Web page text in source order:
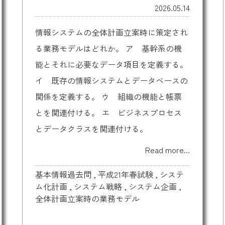
2026.05.14
情報システムの全体計画立案時に策定され
る業務モデルはどれか。 ア 基幹系の機
能とそれに必要なデータ項目を定義する。
イ 既存の情報システムとデータベースの
関係を定義する。 ウ 組織の機能と帳票
とを関連付ける。 エ ビジネスプロセス
とデータクラスを関連付ける。
Read more...
基本情報過去問 ,平成21年春試験 , システ
ム化計画 , システム戦略 , システム企画 ,
全体計画立案時の業務モデル